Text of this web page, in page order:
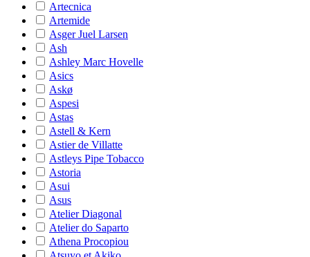
Artecnica
Artemide
Asger Juel Larsen
Ash
Ashley Marc Hovelle
Asics
Askø
Aspesi
Astas
Astell & Kern
Astier de Villatte
Astleys Pipe Tobacco
Astoria
Asui
Asus
Atelier Diagonal
Atelier do Saparto
Athena Procopiou